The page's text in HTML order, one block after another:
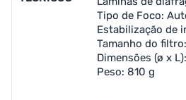
Tipo de Foco:
Estabilização de
Tamanho do
Dimensões (ø x
Peso: 810 g